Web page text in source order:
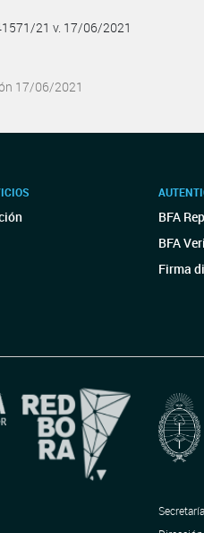
21 v. 17/06/2021
17/06/2021
BFA
BFA
Firma